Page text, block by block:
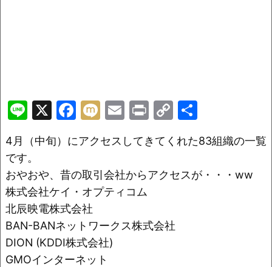
Li
e
X
F
c
e
b
o
o
k
M
i
E
ai
l
Pr
t
C
p
y
Li
k
4月（中旬）にアクセスしてきてくれた83組織の一覧
です。
おやおや、昔の取引会社からアクセスが・・・ww
株式会社ケイ・オプティコム
北辰映電株式会社
BAN-BANネットワークス株式会社
DION (KDDI株式会社)
GMOインターネット